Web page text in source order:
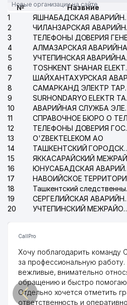
Новые организации на сайте
№
Назвние
1
2
3
4
5
6
7
8
9
10
АВАРИЙНАЯ
11
12
ТЕЛЕФОНЫ
13
O'ZBEKTELEKOM АО
14
ТАШКЕНТСКИЙ
15
16
17
18
19
20
УЧТЕПИНСКИЙ
CallPro
Хочу поблагодарить команду
за профессиональную
вежливые, внимательно
обращению и быстро
Отдельно хочется отметить
ответственность и